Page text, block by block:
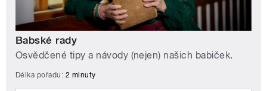
Babské rady
Osvědčené tipy a návody (nejen) našich babiček.
Délka pořadu: 2 minuty